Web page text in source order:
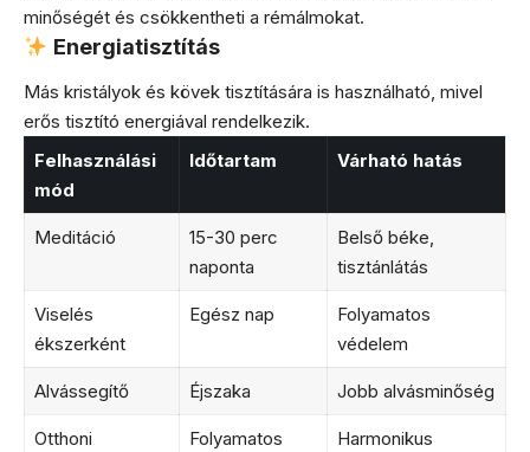
minőségét és csökkentheti a rémálmokat.
Energiatisztítás
Más kristályok és kövek tisztítására is használható, mivel
erős tisztító energiával rendelkezik.
Felhasználási
mód
Időtartam Várható hatás
Meditáció
15-30 perc
naponta
Belső béke,
tisztánlátás
Viselés
ékszerként
Egész nap
Folyamatos
védelem
Alvássegítő Éjszaka Jobb alvásminőség
Otthoni
Folyamatos
Harmonikus